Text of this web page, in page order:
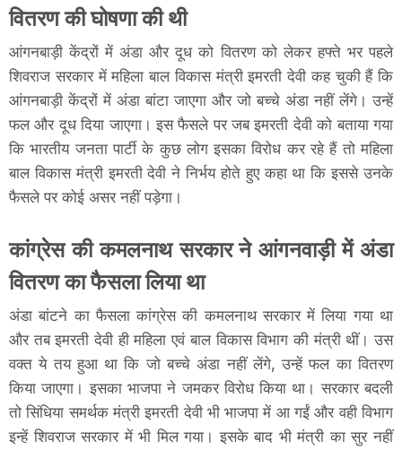
वितरण की घोषणा की थी
आंगनबाड़ी केंद्रों में अंडा और दूध को वितरण को लेकर हफ्ते भर पहले
शिवराज सरकार में महिला बाल विकास मंत्री इमरती देवी कह चुकी हैं कि
आंगनबाड़ी केंद्रों में अंडा बांटा जाएगा और जो बच्चे अंडा नहीं लेंगे। उन्हें
फल और दूध दिया जाएगा। इस फैसले पर जब इमरती देवी को बताया गया
कि भारतीय जनता पार्टी के कुछ लोग इसका विरोध कर रहे हैं तो महिला
बाल विकास मंत्री इमरती देवी ने निर्भय होते हुए कहा था कि इससे उनके
फैसले पर कोई असर नहीं पड़ेगा।
कांग्रेस की कमलनाथ सरकार ने आंगनवाड़ी में अंडा
वितरण का फैसला लिया था
अंडा बांटने का फैसला कांग्रेस की कमलनाथ सरकार में लिया गया था
और तब इमरती देवी ही महिला एवं बाल विकास विभाग की मंत्री थीं। उस
वक्त ये तय हुआ था कि जो बच्चे अंडा नहीं लेंगे, उन्हें फल का वितरण
किया जाएगा। इसका भाजपा ने जमकर विरोध किया था। सरकार बदली
तो सिंधिया समर्थक मंत्री इमरती देवी भी भाजपा में आ गईं और वही विभाग
इन्हें शिवराज सरकार में भी मिल गया। इसके बाद भी मंत्री का सुर नहीं